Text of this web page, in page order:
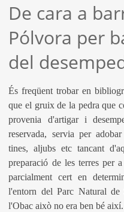
De cara a
Pólvora per
del
És freqüent trobar en
que el gruix de la pedra que
provenia d'artigar i
reservada, servia per
tines, aljubs etc tancant
preparació de les terres per
parcialment cert en
l'entorn del Parc Natural
l'Obac això no era ben bé així.